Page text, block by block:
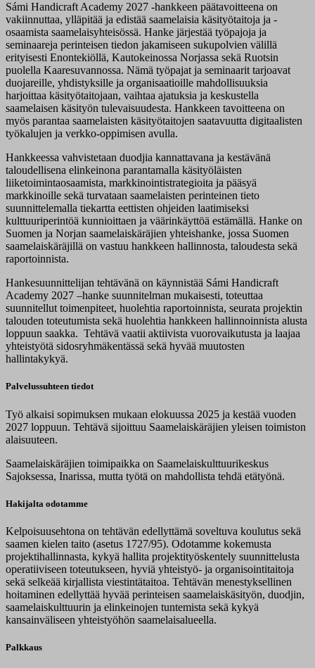
Sámi Handicraft Academy 2027 -hankkeen päätavoitteena on
vakiinnuttaa, ylläpitää ja edistää saamelaisia ​​käsityötaitoja ja -
osaamista saamelaisyhteisössä. Hanke järjestää työpajoja ja
seminaareja perinteisen tiedon jakamiseen sukupolvien välillä
erityisesti Enontekiöllä, Kautokeinossa Norjassa sekä Ruotsin
puolella Kaaresuvannossa. Nämä työpajat ja seminaarit tarjoavat
duojareille, yhdistyksille ja organisaatioille mahdollisuuksia
harjoittaa käsityötaitojaan, vaihtaa ajatuksia ja keskustella
saamelaisen käsityön tulevaisuudesta. Hankkeen tavoitteena on
myös parantaa saamelaisten käsityötaitojen saatavuutta digitaalisten
työkalujen ja verkko-oppimisen avulla.
Hankkeessa vahvistetaan duodjia kannattavana ja kestävänä
taloudellisena elinkeinona parantamalla käsityöläisten
liiketoimintaosaamista, markkinointistrategioita ja pääsyä
markkinoille sekä turvataan saamelaisten perinteinen tieto
suunnittelemalla tiekartta eettisten ohjeiden laatimiseksi
kulttuuriperintöä kunnioittaen ja väärinkäyttöä estämällä. Hanke on
Suomen ja Norjan saamelaiskäräjien yhteishanke, jossa Suomen
saamelaiskäräjillä on vastuu hankkeen hallinnosta, taloudesta sekä
raportoinnista.
Hankesuunnittelijan tehtävänä on käynnistää Sámi Handicraft
Academy 2027 –hanke suunnitelman mukaisesti, toteuttaa
suunnitellut toimenpiteet, huolehtia raportoinnista, seurata projektin
talouden toteutumista sekä huolehtia hankkeen hallinnoinnista alusta
loppuun saakka. Tehtävä vaatii aktiivista vuorovaikutusta ja laajaa
yhteistyötä sidosryhmäkentässä sekä hyvää muutosten
hallintakykyä.
Palvelussuhteen tiedot
Työ alkaisi sopimuksen mukaan elokuussa 2025 ja kestää vuoden
2027 loppuun. Tehtävä sijoittuu Saamelaiskäräjien yleisen toimiston
alaisuuteen.
Saamelaiskäräjien toimipaikka on Saamelaiskulttuurikeskus
Sajoksessa, Inarissa, mutta työtä on mahdollista tehdä etätyönä.
Hakijalta odotamme
Kelpoisuusehtona on tehtävän edellyttämä soveltuva koulutus sekä
saamen kielen taito (asetus 1727/95). Odotamme kokemusta
projektihallinnasta, kykyä hallita projektityöskentely suunnittelusta
operatiiviseen toteutukseen, hyviä yhteistyö- ja organisointitaitoja
sekä selkeää kirjallista viestintätaitoa. Tehtävän menestyksellinen
hoitaminen edellyttää hyvää perinteisen saamelaiskäsityön, duodjin,
saamelaiskulttuurin ja elinkeinojen tuntemista sekä kykyä
kansainväliseen yhteistyöhön saamelaisalueella.
Palkkaus